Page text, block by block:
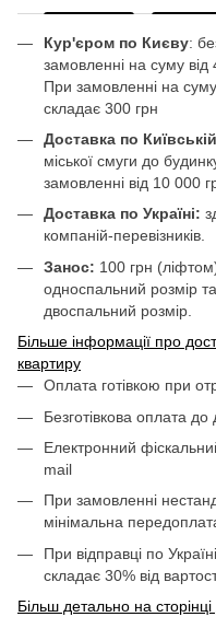
Кур'єром по Києву:
замовленні на суму від
При замовленні на
складає 300 грн
Доставка по
міської смуги до
замовленні від 10 000
Доставка по Україні:
компаній-перевізників.
Занос: 100 грн
односпальний розмір
двоспальний розмір.
Більше інформації про
квартиру
Оплата готівкою при
Безготівкова оплата до
Електронний
mail
При замовленні
мінімальна
При відправці по
складає 30% від
Більш детально на